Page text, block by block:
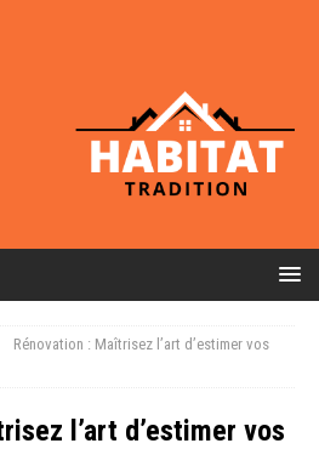
Rénovation : Maîtrisez l’art d’estimer vos
l’art d’estimer vos